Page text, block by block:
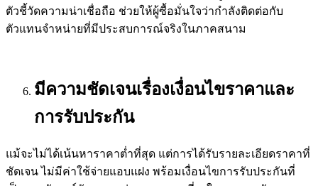
ตัวชี้วัดความน่าเชื่อถือ ช่วยให้ผู้ซื้อมั่นใจว่ากำลังติดต่อกับ
ตัวแทนจำหน่ายที่มีประสบการณ์จริงในภาคสนาม
มีความชัดเจนเรื่องเงื่อนไขราคาและ
การรับประกัน
แม้จะไม่ได้เน้นหาราคาต่ำที่สุด แต่การได้รับรายละเอียดราคาที่
ชัดเจน ไม่มีค่าใช้จ่ายแอบแฝง พร้อมเงื่อนไขการรับประกันที่